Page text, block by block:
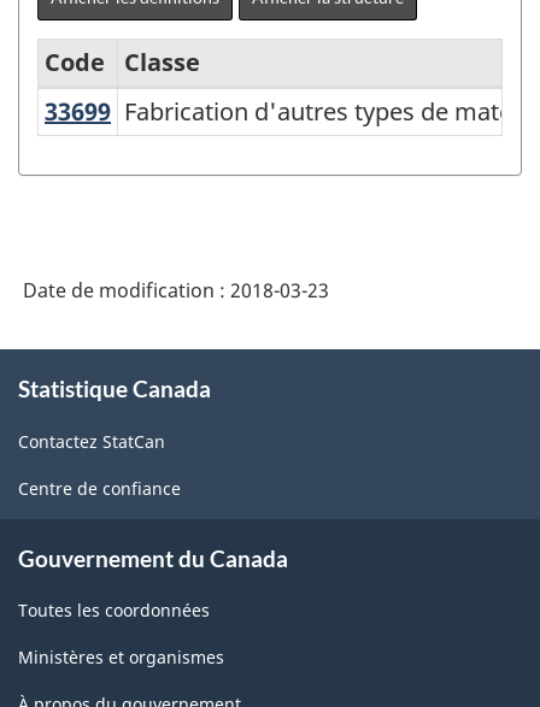
Système
industries
l'Amérique
du
Nord
(SCIAN)
2017
-
Code
Classe
33699 Fabrication d'autres types de
Fabrication d'autres types de
Date de modification : 2018-03-23
propos
ce
site
Statistique Canada
Contactez StatCan
Centre de confiance
Gouvernement du Canada
Toutes les coordonnées
Ministères et organismes